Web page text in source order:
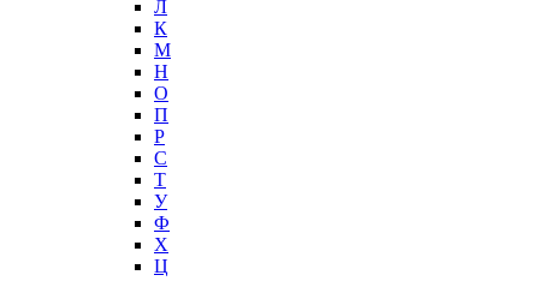
Л
К
М
Н
О
П
Р
С
Т
У
Ф
Х
Ц